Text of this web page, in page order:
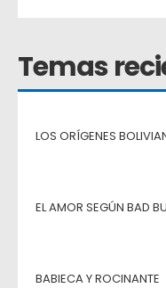
Temas
LOS ORÍGENES
EL AMOR SEGÚN BAD
BABIECA Y ROCINANTE